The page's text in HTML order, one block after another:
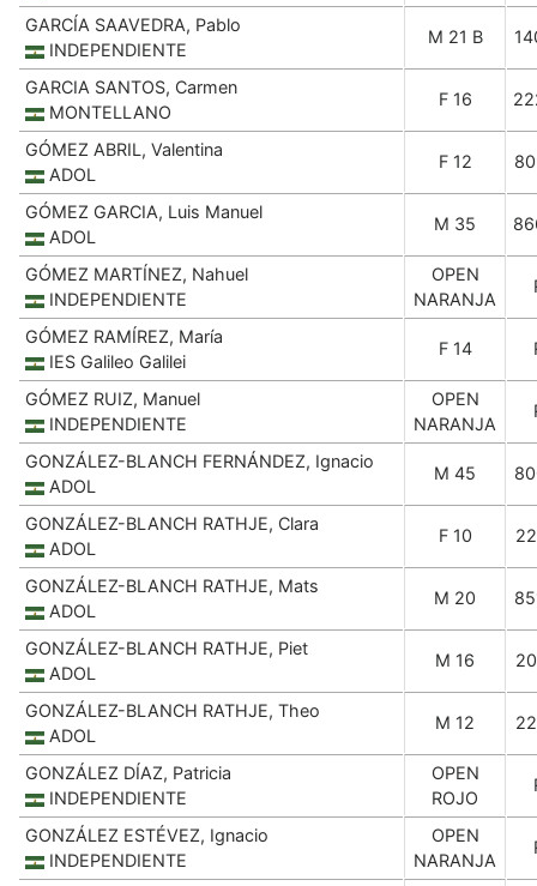
GARCÍA SAAVEDRA, Pablo
INDEPENDIENTE
M 21 B
GARCIA SANTOS, Carmen
MONTELLANO
F 16
GÓMEZ ABRIL, Valentina
ADOL
F 12
GÓMEZ GARCIA, Luis Manuel
ADOL
M 35
GÓMEZ MARTÍNEZ, Nahuel
INDEPENDIENTE
OPEN
NARANJA
GÓMEZ RAMÍREZ, María
IES Galileo Galilei
F 14
GÓMEZ RUIZ, Manuel
INDEPENDIENTE
OPEN
NARANJA
GONZÁLEZ-BLANCH FERNÁNDEZ, Ignacio
ADOL
M 45
GONZÁLEZ-BLANCH RATHJE, Clara
ADOL
F 10
GONZÁLEZ-BLANCH RATHJE, Mats
ADOL
M 20
GONZÁLEZ-BLANCH RATHJE, Piet
ADOL
M 16
GONZÁLEZ-BLANCH RATHJE, Theo
ADOL
M 12
GONZÁLEZ DÍAZ, Patricia
INDEPENDIENTE
OPEN
ROJO
GONZÁLEZ ESTÉVEZ, Ignacio
INDEPENDIENTE
OPEN
NARANJA